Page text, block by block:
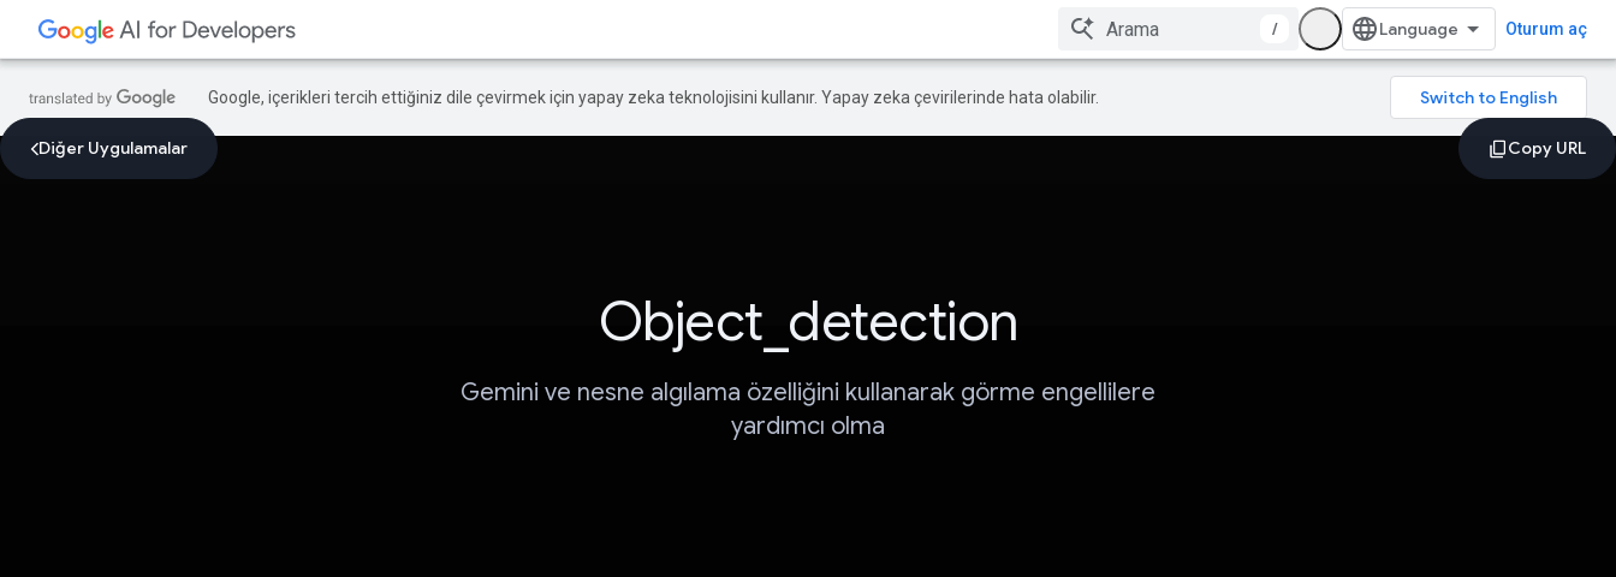
/ Oturum aç
Google, içerikleri tercih ettiğiniz dile çevirmek için yapay zeka teknolojisini kullanır. Yapay zeka çevirilerinde hata olabilir.
Diğer Uygulamalar
Object_detection
Gemini ve nesne algılama özelliğini kullanarak görme engellilere
yardımcı olma